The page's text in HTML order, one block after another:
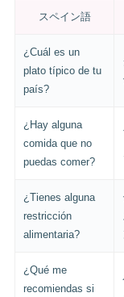
スペイン語
¿Cuál es un
plato típico de tu
país?
¿Hay alguna
comida que no
puedas comer?
¿Tienes alguna
restricción
alimentaria?
¿Qué me
recomiendas si